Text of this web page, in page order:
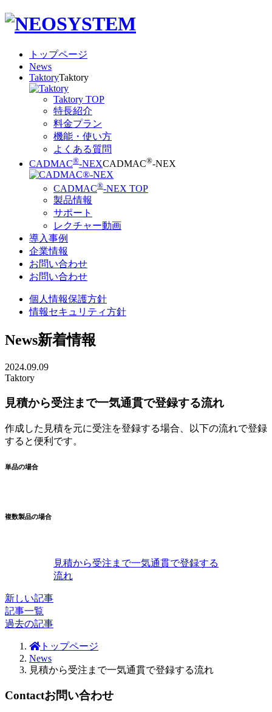
トップページ
News
TaktoryTaktory
Taktory TOP
特長紹介
料金プラン
機能・使い方
よくある質問
CADMAC®-NEXCADMAC®-NEX
CADMAC®-NEX TOP
製品情報
サポート
レクチャー動画
導入事例
企業情報
お問い合わせ
お問い合わせ
個人情報保護方針
情報セキュリティ方針
News新着情報
2024.09.09
Taktory
見積から受注まで一気通貫で登録する流れ
作成した見積を元に受注を登録する場合、以下の流れで登録
すると便利です。
単品の場合
複数製品の場合
見積から受注まで一気通貫で登録する
流れ
新しい記事
記事一覧
過去の記事
トップページ
News
見積から受注まで一気通貫で登録する流れ
Contactお問い合わせ